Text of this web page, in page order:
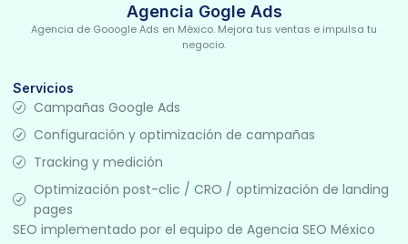
Agencia Gogle Ads
Agencia de Gooogle Ads en México. Mejora tus ventas e impulsa tu
negocio.
Servicios
Campañas Google Ads
Configuración y optimización de campañas
Tracking y medición
Optimización post-clic / CRO / optimización de landing
pages
SEO implementado por el equipo de Agencia SEO México